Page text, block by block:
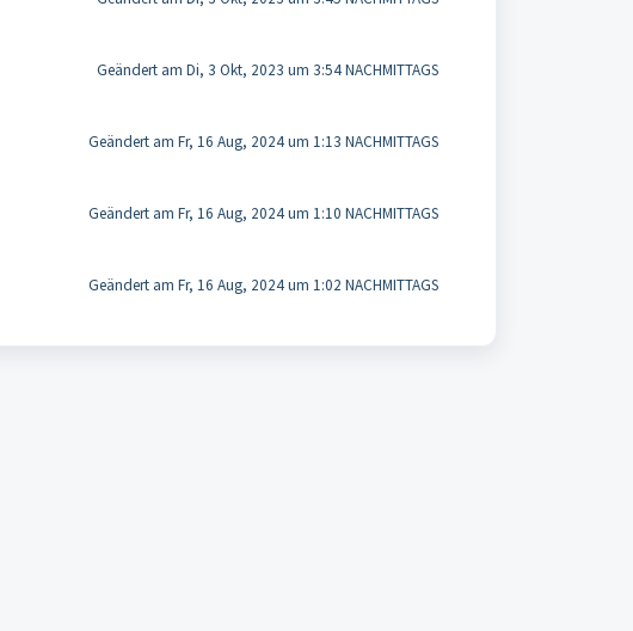
Geändert am Di, 3 Okt, 2023 um 3:54 NACHMITTAGS
Geändert am Fr, 16 Aug, 2024 um 1:13 NACHMITTAGS
Geändert am Fr, 16 Aug, 2024 um 1:10 NACHMITTAGS
Geändert am Fr, 16 Aug, 2024 um 1:02 NACHMITTAGS